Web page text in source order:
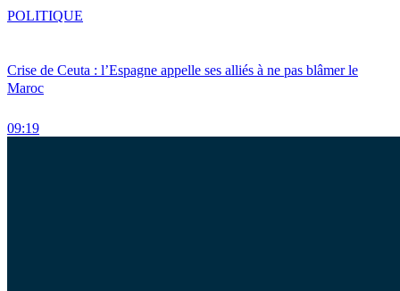
Crise de Ceuta : l’Espagne appelle ses alliés à ne pas blâmer le
Maroc
09:19
POLITIQUE